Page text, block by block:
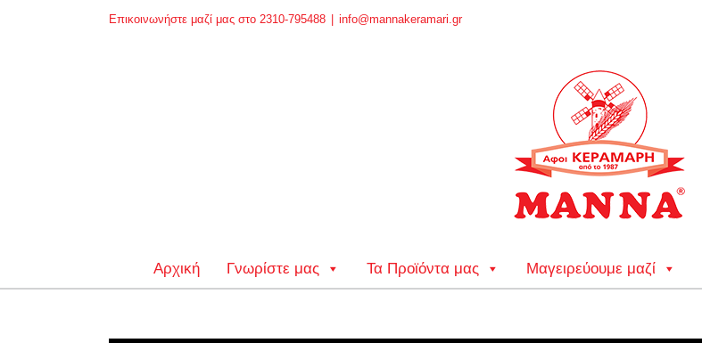
Επικοινωνήστε μαζί μας στο 2310-795488 info@mannakeramari.gr
Αρχική Γνωρίστε μας Τα Προϊόντα μας Μαγειρεύουμε μαζί